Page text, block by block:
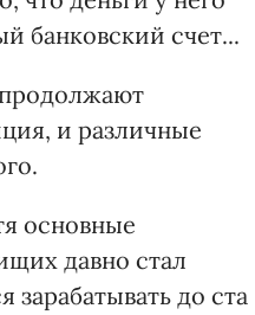
банковский счет...
и различные
основные
давно стал
до ста